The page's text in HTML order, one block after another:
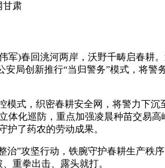
甘肃
)春回洮河两岸，沃野千畴启春耕。
安局创新推行“当归警务”模式，将
式，织密春耕安全网，将警力下沉
体化巡防，重点加强凌晨种苗交易
护了药农的劳动成果。
”攻坚行动，铁腕守护春耕生产秩序
重拳出击、露头就打。